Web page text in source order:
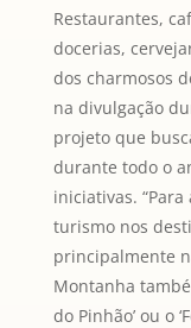
Restaurantes,
docerias,
dos charmosos
na divulgação
projeto que
durante todo o
iniciativas.
turismo nos
principalmente
Montanha
do Pinhão’ ou o